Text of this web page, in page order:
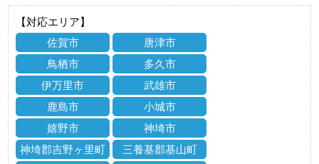
【対応エリア】
佐賀市
唐津市
鳥栖市
多久市
伊万里市
武雄市
鹿島市
小城市
嬉野市
神埼市
神埼郡吉野ヶ里町
三養基郡基山町